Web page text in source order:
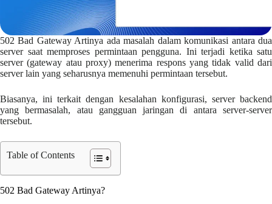
502 Bad Gateway Artinya ada masalah dalam komunikasi antara dua
server saat memproses permintaan pengguna. Ini terjadi ketika satu
server (gateway atau proxy) menerima respons yang tidak valid dari
server lain yang seharusnya memenuhi permintaan tersebut.
Biasanya, ini terkait dengan kesalahan konfigurasi, server backend
yang bermasalah, atau gangguan jaringan di antara server-server
tersebut.
Table of Contents
502 Bad Gateway Artinya?